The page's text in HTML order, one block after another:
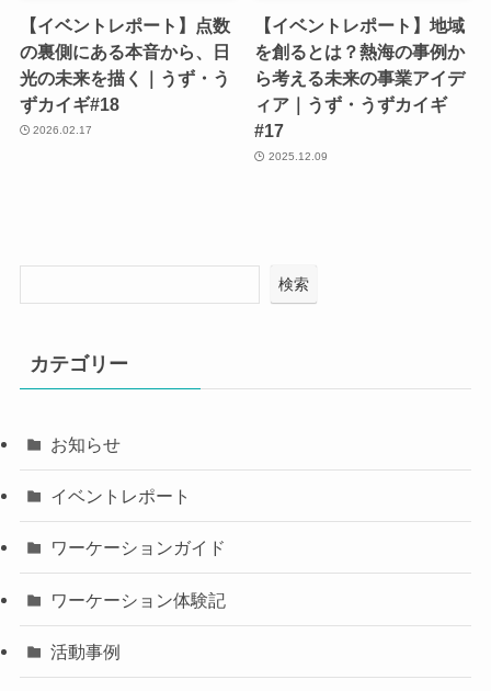
【イベントレポート】点数
の裏側にある本音から、日
光の未来を描く｜うず・う
ずカイギ#18
2026.02.17
【イベントレポート】地域
を創るとは？熱海の事例か
ら考える未来の事業アイデ
ィア｜うず・うずカイギ
#17
2025.12.09
検索
カテゴリー
お知らせ
イベントレポート
ワーケーションガイド
ワーケーション体験記
活動事例